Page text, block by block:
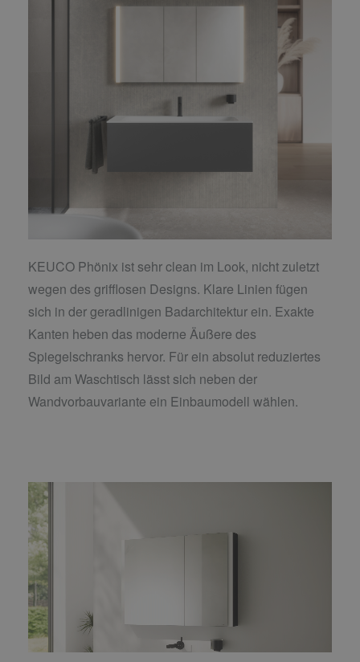
KEUCO Phönix ist sehr clean im Look, nicht zuletzt
wegen des grifflosen Designs. Klare Linien fügen
sich in der geradlinigen Badarchitektur ein. Exakte
Kanten heben das moderne Äußere des
Spiegelschranks hervor. Für ein absolut reduziertes
Bild am Waschtisch lässt sich neben der
Wandvorbauvariante ein Einbaumodell wählen.